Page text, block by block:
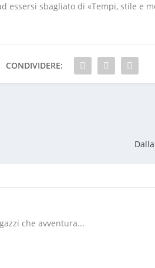
essersi sbagliato di «Tempi, stile e
CONDIVIDERE:
che avventura...